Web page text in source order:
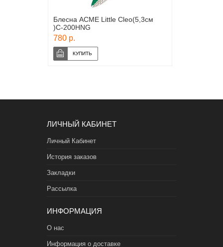
Блесна ACME Little Cleo(5,3см
)С-200HNG
780 р.
ЛИЧНЫЙ КАБИНЕТ
Личный Кабинет
История заказов
Закладки
Рассылка
ИНФОРМАЦИЯ
О нас
Информация о доставке